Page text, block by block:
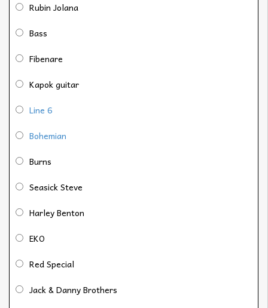
Rubin Jolana
Bass
Fibenare
Kapok guitar
Line 6
Bohemian
Burns
Seasick Steve
Harley Benton
EKO
Red Special
Jack & Danny Brothers